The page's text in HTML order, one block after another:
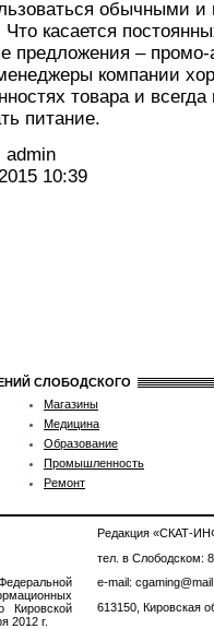
обычными
Что касается
предложения –
компании
товара и
питание.
admin
10:39
СЛОБОДСКОГО
Магазины
Медицина
Образование
Промышленность
Ремонт
Кировской
2012 г.
Редакция «СКАТ-
тел. в Слободском:
e-mail:
613150, Кировская